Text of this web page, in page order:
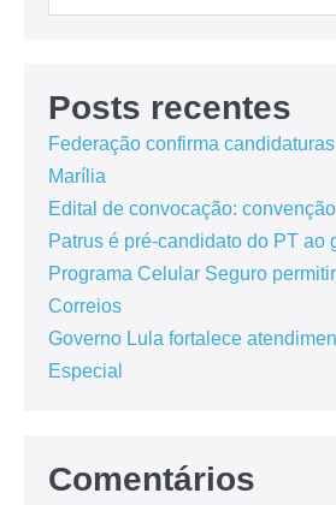
Posts recentes
Federação confirma
Marília
Edital de convocação:
Patrus é pré-candidato do PT ao
Programa Celular Seguro
Correios
Governo Lula fortalece
Especial
Comentários